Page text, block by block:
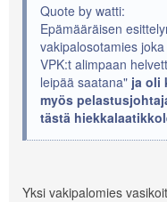
Quote by watti:
Epämääräisen
vakipalosotamies
VPK:t alimpaan
leipää saatana" ja oli
myös
tästä
Yksi vakipalomies